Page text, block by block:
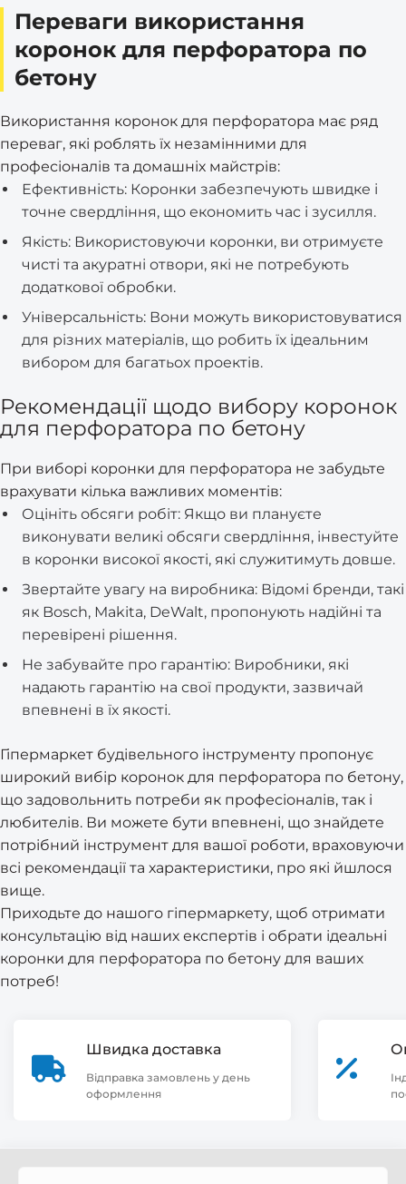
Переваги використання
коронок для перфоратора по
бетону
Використання коронок для перфоратора має ряд
переваг, які роблять їх незамінними для
професіоналів та домашніх майстрів:
Ефективність: Коронки забезпечують швидке і
точне свердління, що економить час і зусилля.
Якість: Використовуючи коронки, ви отримуєте
чисті та акуратні отвори, які не потребують
додаткової обробки.
Універсальність: Вони можуть використовуватися
для різних матеріалів, що робить їх ідеальним
вибором для багатьох проектів.
Рекомендації щодо вибору коронок
для перфоратора по бетону
При виборі коронки для перфоратора не забудьте
врахувати кілька важливих моментів:
Оцініть обсяги робіт: Якщо ви плануєте
виконувати великі обсяги свердління, інвестуйте
в коронки високої якості, які служитимуть довше.
Звертайте увагу на виробника: Відомі бренди, такі
як Bosch, Makita, DeWalt, пропонують надійні та
перевірені рішення.
Не забувайте про гарантію: Виробники, які
надають гарантію на свої продукти, зазвичай
впевнені в їх якості.
Гіпермаркет будівельного інструменту пропонує
широкий вибір коронок для перфоратора по бетону,
що задовольнить потреби як професіоналів, так і
любителів. Ви можете бути впевнені, що знайдете
потрібний інструмент для вашої роботи, враховуючи
всі рекомендації та характеристики, про які йшлося
вище.
Приходьте до нашого гіпермаркету, щоб отримати
консультацію від наших експертів і обрати ідеальні
коронки для перфоратора по бетону для ваших
потреб!
Швидка доставка
Відправка замовлень у день
оформлення